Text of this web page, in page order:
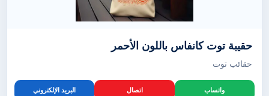
حقيبة توت كانفاس باللون الأحمر
حقائب توت
واتساب اتصال البريد الإلكتروني